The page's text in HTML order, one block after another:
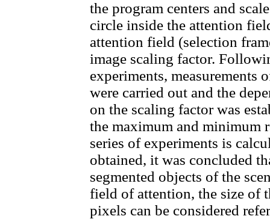
the program centers and
circle inside the attention
attention field (selection
image scaling factor.
experiments, measurements
were carried out and the
on the scaling factor was
the maximum and minimum
series of experiments is
obtained, it was concluded
segmented objects of the
field of attention, the size of
pixels can be considered